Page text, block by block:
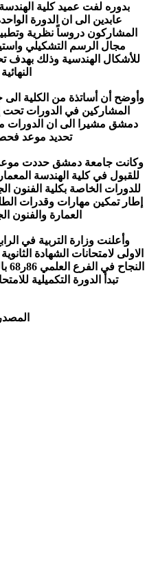
بدوره لفت عميد كلية
عابدين الى ان الدورة
المشاركون دروساً نظرية
مجال الرسم التشكيلي
للأشكال الهندسية وذلك بهدف
المشاركين في الدورات تحت
دمشق مشيرا الى ان
تحديد موعد
وكانت جامعة دمشق حددت موعد
للدورات الخاصة بكلية الفنون
إطار تمكين مهارات وقدرات
العمارة والفنون
وأعلنت وزارة التربية في
الاولى لامتحانات الشهادة
تبدأ الدورة التكميلية للامتحانات في 26